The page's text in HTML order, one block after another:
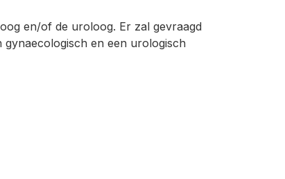
en/of de uroloog. Er zal gevraagd
en een urologisch